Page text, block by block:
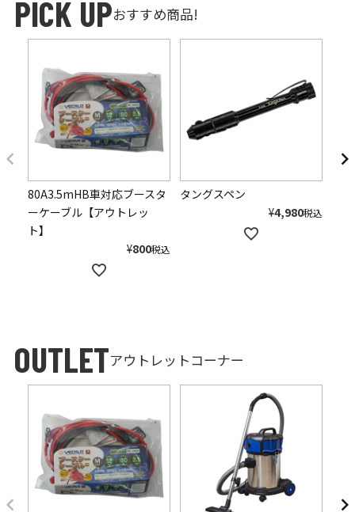
おすすめ商品!
80A3.5mHB車対応ブースタ
ーケーブル【アウトレッ
ト】
¥800税込
タングスペン
¥4,980税込
アウトレットコーナー